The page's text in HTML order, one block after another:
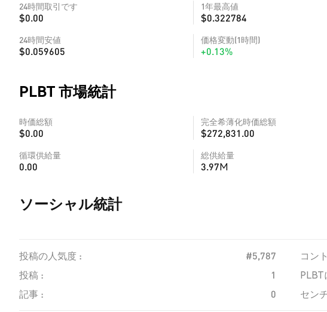
24時間取引です
$0.00
1年最高値
$0.322784
24時間安値
$0.059605
価格変動(1時間)
+0.13%
PLBT 市場統計
時価総額
$0.00
完全希薄化時価総額
$272,831.00
循環供給量
0.00
総供給量
3.97M
ソーシャル統計
投稿の人気度 : #5,787
コン
投稿 :
1 PLBT
記事 :
0 セン